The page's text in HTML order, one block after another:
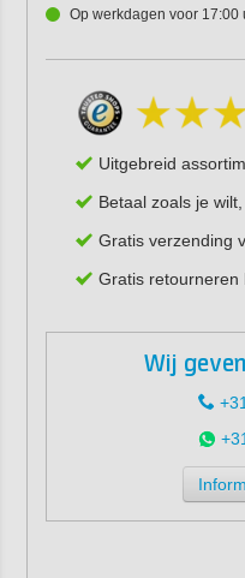
Op werkdagen voor
Uitgebreid
Betaal zoals je
Gratis verzending
Gratis retourneren
Wij